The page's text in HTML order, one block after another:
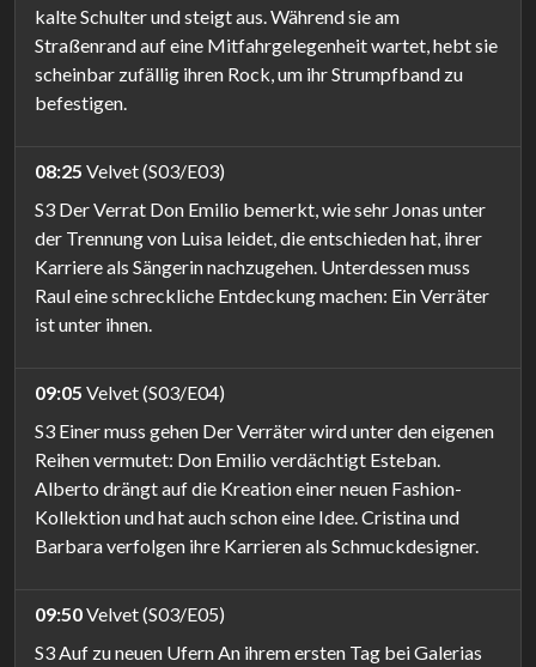
kalte Schulter und steigt aus. Während sie am
Straßenrand auf eine Mitfahrgelegenheit wartet, hebt sie
scheinbar zufällig ihren Rock, um ihr Strumpfband zu
befestigen.
08:25 Velvet (S03/E03)
S3 Der Verrat Don Emilio bemerkt, wie sehr Jonas unter
der Trennung von Luisa leidet, die entschieden hat, ihrer
Karriere als Sängerin nachzugehen. Unterdessen muss
Raul eine schreckliche Entdeckung machen: Ein Verräter
ist unter ihnen.
09:05 Velvet (S03/E04)
S3 Einer muss gehen Der Verräter wird unter den eigenen
Reihen vermutet: Don Emilio verdächtigt Esteban.
Alberto drängt auf die Kreation einer neuen Fashion-
Kollektion und hat auch schon eine Idee. Cristina und
Barbara verfolgen ihre Karrieren als Schmuckdesigner.
09:50Velvet (S03/E05)
S3 Auf zu neuen Ufern An ihrem ersten Tag bei Galerias